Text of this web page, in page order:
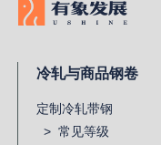
冷轧与商品钢卷
定制冷轧带钢
> 常见等级